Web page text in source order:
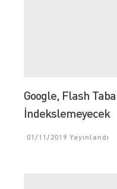
Google, Flash
İndekslemeyecek
01/11/2019 Yayınlandı